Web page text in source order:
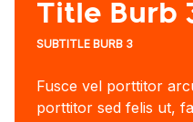
Title Burb
SUBTITLE BURB 3
Fusce vel porttitor
porttitor sed felis ut,